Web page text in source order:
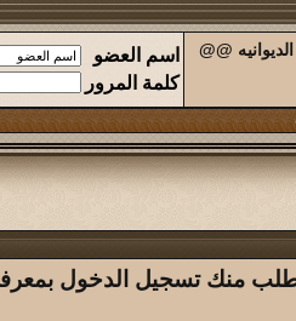
@@ اسم العضو
كلمة المرور
يتطلب منك تسجيل الدخول